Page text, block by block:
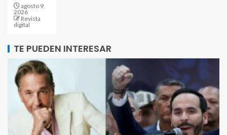
agosto 9,
2026
Revista
digital
TE PUEDEN INTERESAR